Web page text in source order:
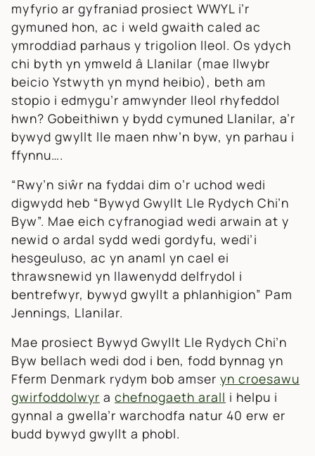
myfyrio ar gyfraniad prosiect WWYL i’r
gymuned hon, ac i weld gwaith caled ac
ymroddiad parhaus y trigolion lleol. Os ydych
chi byth yn ymweld â Llanilar (mae llwybr
beicio Ystwyth yn mynd heibio), beth am
stopio i edmygu’r amwynder lleol rhyfeddol
hwn? Gobeithiwn y bydd cymuned Llanilar, a’r
bywyd gwyllt lle maen nhw’n byw, yn parhau i
ffynnu….
“Rwy’n siŵr na fyddai dim o’r uchod wedi
digwydd heb “Bywyd Gwyllt Lle Rydych Chi’n
Byw”. Mae eich cyfranogiad wedi arwain at y
newid o ardal sydd wedi gordyfu, wedi’i
hesgeuluso, ac yn anaml yn cael ei
thrawsnewid yn llawenydd delfrydol i
bentrefwyr, bywyd gwyllt a phlanhigion” Pam
Jennings, Llanilar.
Mae prosiect Bywyd Gwyllt Lle Rydych Chi’n
Byw bellach wedi dod i ben, fodd bynnag yn
Fferm Denmark rydym bob amser yn croesawu
gwirfoddolwyr a chefnogaeth arall i helpu i
gynnal a gwella’r warchodfa natur 40 erw er
budd bywyd gwyllt a phobl.